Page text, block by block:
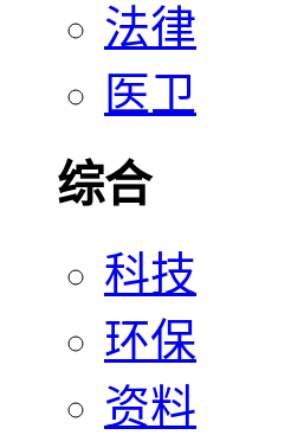
法律
医卫
综合
科技
环保
资料